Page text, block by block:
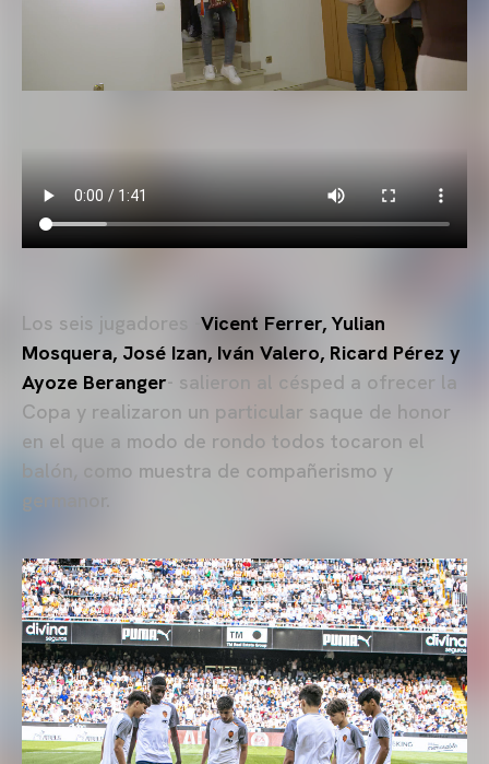
Los seis jugadores - Vicent Ferrer, Yulian
Mosquera, José Izan, Iván Valero, Ricard Pérez y
Ayoze Beranger- salieron al césped a ofrecer la
Copa y realizaron un particular saque de honor
en el que a modo de rondo todos tocaron el
balón, como muestra de compañerismo y
germanor.